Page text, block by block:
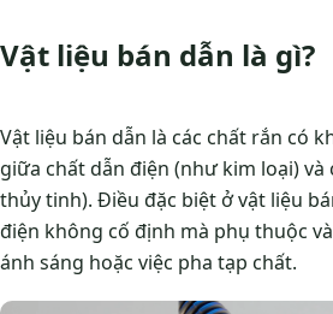
Vật liệu bán dẫn là gì?
Vật liệu bán dẫn là các chất rắn có
giữa chất dẫn điện (như kim loại) và
thủy tinh). Điều đặc biệt ở vật liệu
điện không cố định mà phụ thuộc
ánh sáng hoặc việc pha tạp chất.